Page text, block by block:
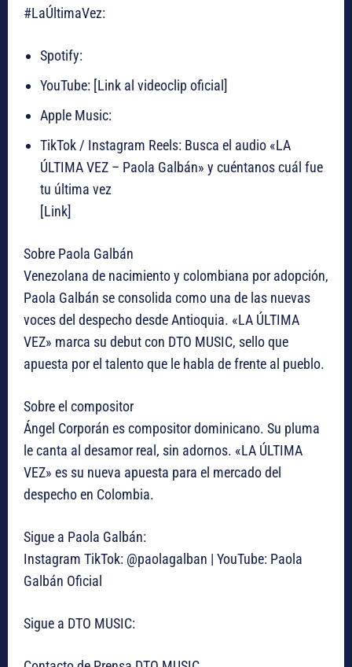
#LaÚltimaVez:
Spotify:
YouTube: [Link al videoclip oficial]
Apple Music:
TikTok / Instagram Reels: Busca el audio «LA
ÚLTIMA VEZ – Paola Galbán» y cuéntanos cuál fue
tu última vez
[Link]
Sobre Paola Galbán
Venezolana de nacimiento y colombiana por adopción,
Paola Galbán se consolida como una de las nuevas
voces del despecho desde Antioquia. «LA ÚLTIMA
VEZ» marca su debut con DTO MUSIC, sello que
apuesta por el talento que le habla de frente al pueblo.
Sobre el compositor
Ángel Corporán es compositor dominicano. Su pluma
le canta al desamor real, sin adornos. «LA ÚLTIMA
VEZ» es su nueva apuesta para el mercado del
despecho en Colombia.
Sigue a Paola Galbán:
Instagram TikTok: @paolagalban | YouTube: Paola
Galbán Oficial
Sigue a DTO MUSIC: